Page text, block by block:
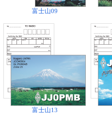
富士山09
富士山13